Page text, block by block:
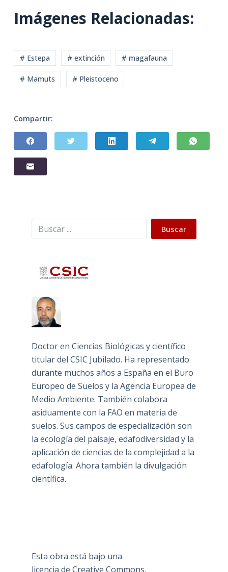
Imágenes Relacionadas:
# Estepa # extinción # magafauna
# Mamuts # Pleistoceno
Compartir:
Buscar Buscar
Doctor en Ciencias Biológicas y científico
titular del CSIC Jubilado. Ha representado
durante muchos años a España en el Buro
Europeo de Suelos y la Agencia Europea de
Medio Ambiente. También colabora
asiduamente con la FAO en materia de
suelos. Sus campos de especialización son
la ecología del paisaje, edafodiversidad y la
aplicación de ciencias de la complejidad a la
edafología. Ahora también la divulgación
científica.
Esta obra está bajo una